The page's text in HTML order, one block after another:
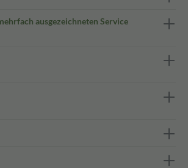
ausgezeichneten Service